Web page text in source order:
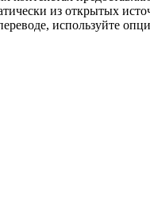
из открытых
используйте